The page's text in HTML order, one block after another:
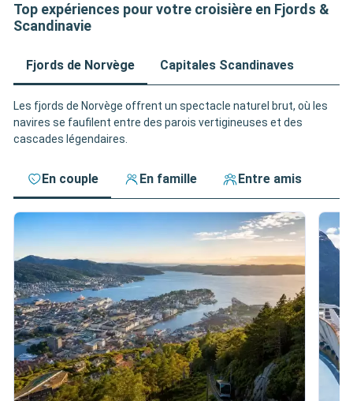
Top expériences pour votre croisière en Fjords &
Scandinavie
Fjords de Norvège Capitales Scandinaves
Les fjords de Norvège offrent un spectacle naturel brut, où les
navires se faufilent entre des parois vertigineuses et des
cascades légendaires.
En couple En famille Entre amis